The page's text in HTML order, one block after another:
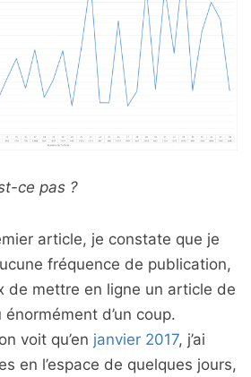
ce pas ?
article, je constate que je
fréquence de publication,
de mettre en ligne un article de
d’un coup.
voit qu’en janvier 2017, j’ai
en l’espace de quelques jours,